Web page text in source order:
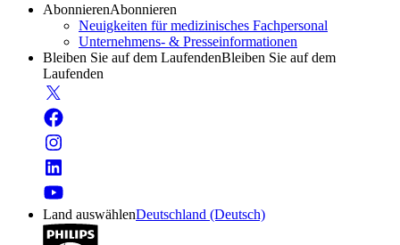
AbonnierenAbonnieren
Neuigkeiten für medizinisches Fachpersonal
Unternehmens- & Presseinformationen
Bleiben Sie auf dem LaufendenBleiben Sie auf dem
Laufenden
Land auswählenDeutschland (Deutsch)